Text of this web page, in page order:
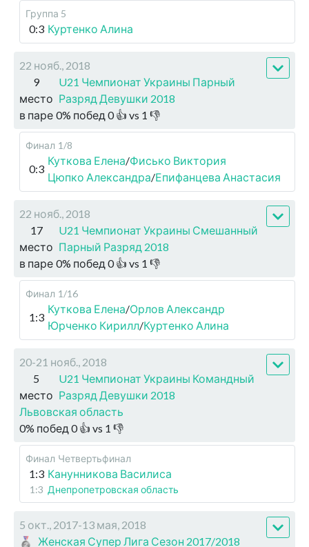
Группа 5
0:3 Куртенко Алина
22 нояб., 2018
9
место
U21 Чемпионат Украины Парный
Разряд Девушки 2018
в паре 0% побед 0👍 vs 1 👎
Финал 1/8
0:3
Куткова Елена/Фисько Виктория
Цюпко Александра/Епифанцева Анастасия
22 нояб., 2018
17
место
U21 Чемпионат Украины Смешанный
Парный Разряд 2018
в паре 0% побед 0👍 vs 1 👎
Финал 1/16
1:3
Куткова Елена/Орлов Александр
Юрченко Кирилл/Куртенко Алина
20-21 нояб., 2018
5
место
U21 Чемпионат Украины Командный
Разряд Девушки 2018
Львовская область
0% побед 0👍 vs 1 👎
Финал Четвертьфинал
1:3 Канунникова Василиса
1:3 Днепропетровская область
5 окт., 2017-13 мая, 2018
Женская Супер Лига Сезон 2017/2018